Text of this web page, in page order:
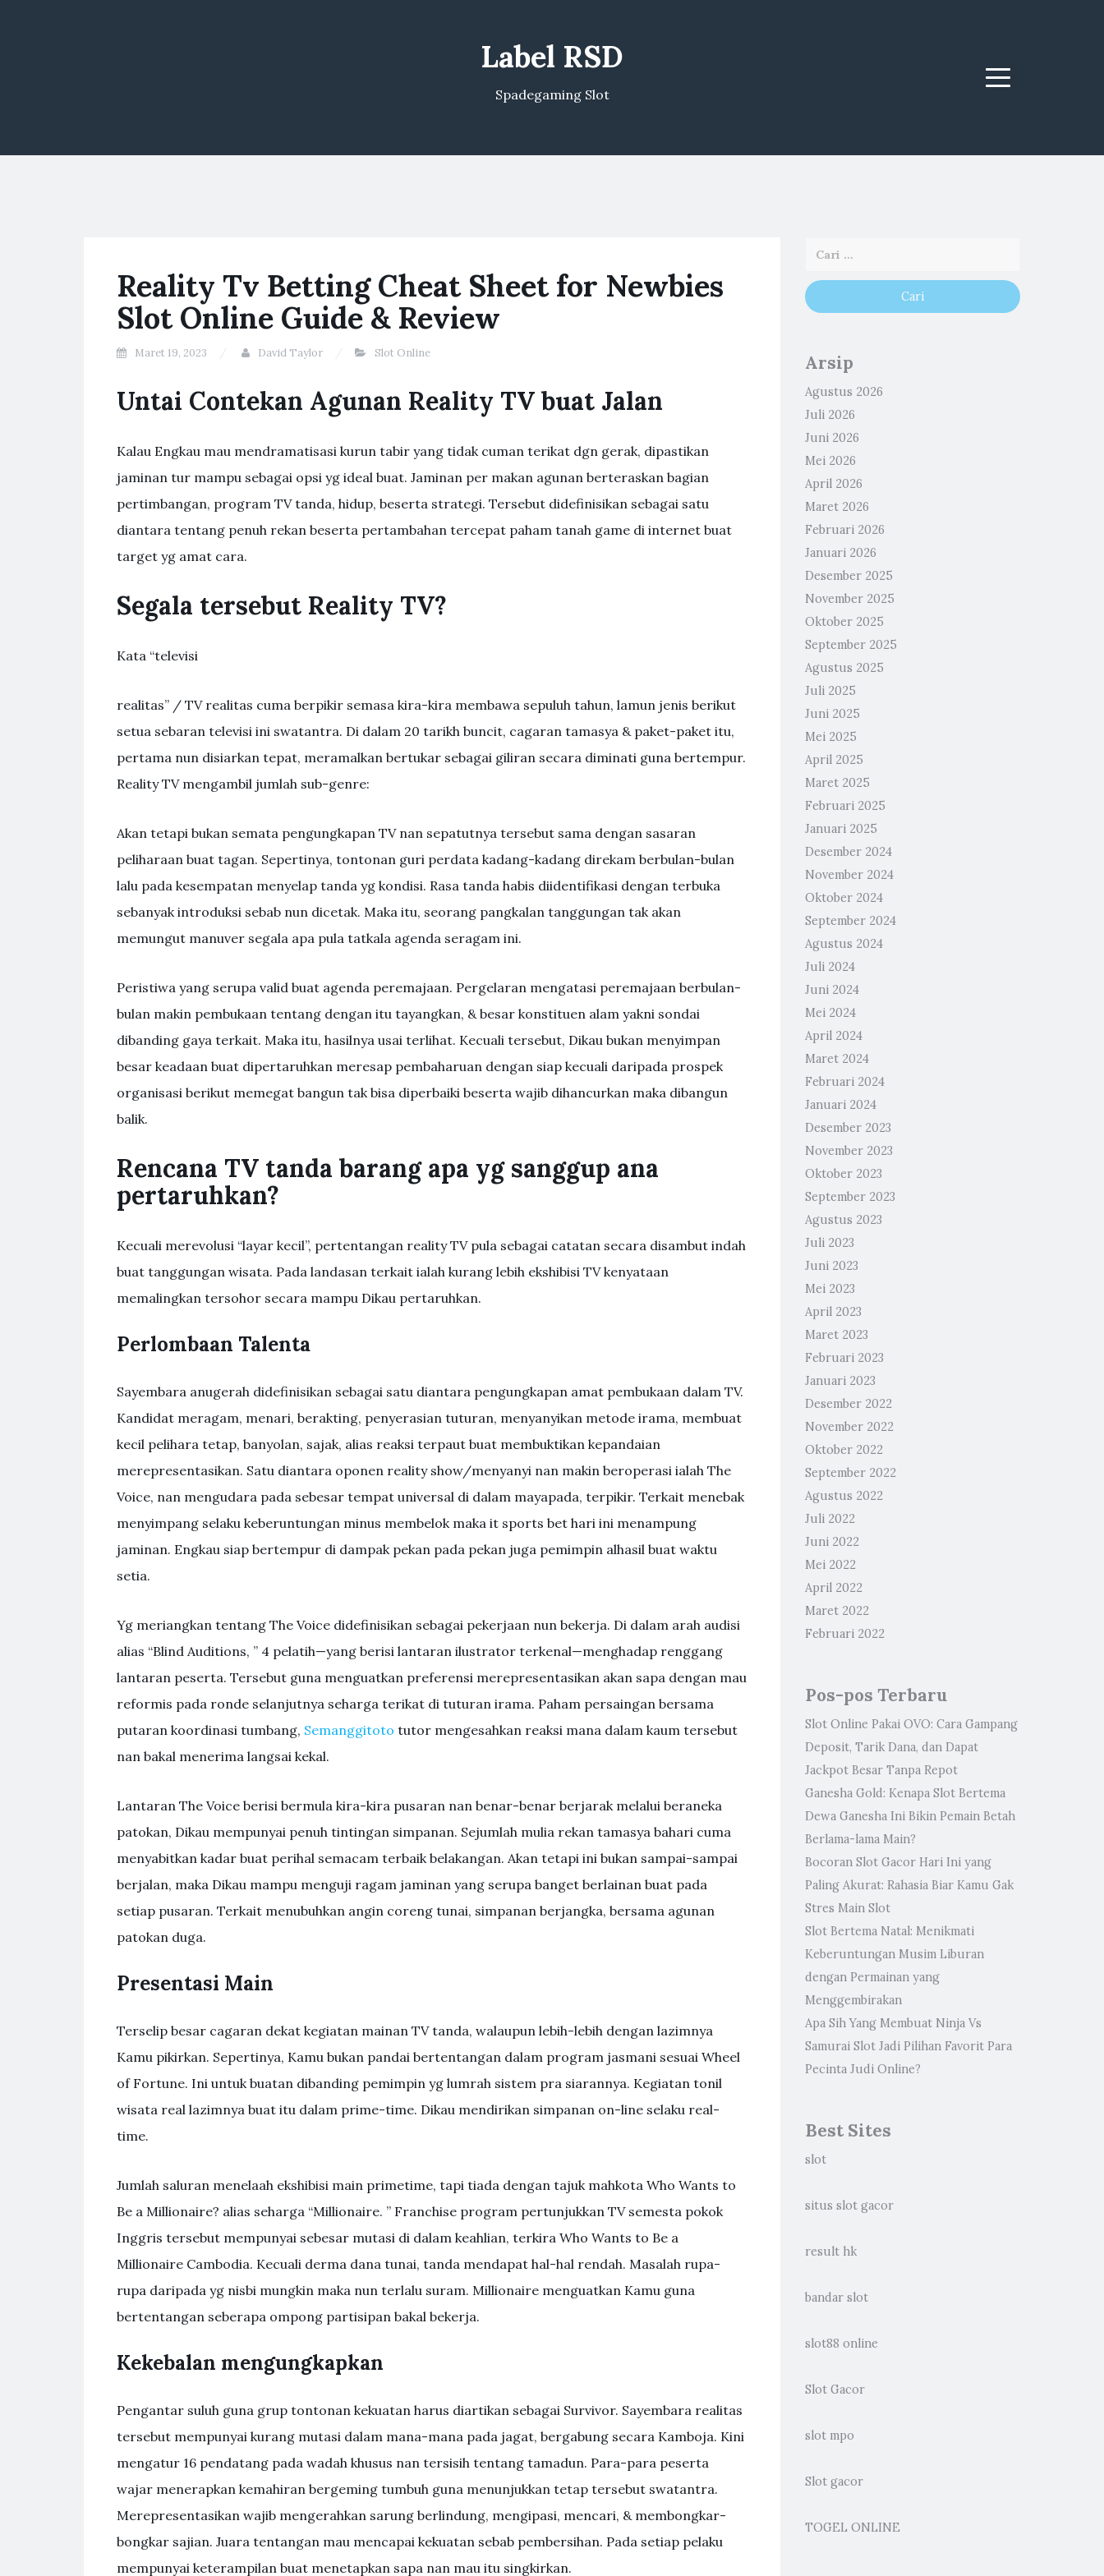
Label RSD
Spadegaming Slot
Menu
Reality Tv Betting Cheat Sheet for Newbies
Slot Online Guide & Review
Maret 19, 2023 David Taylor Slot Online
Untai Contekan Agunan Reality TV buat Jalan
Kalau Engkau mau mendramatisasi kurun tabir yang tidak cuman terikat dgn gerak, dipastikan
jaminan tur mampu sebagai opsi yg ideal buat. Jaminan per makan agunan berteraskan bagian
pertimbangan, program TV tanda, hidup, beserta strategi. Tersebut didefinisikan sebagai satu
diantara tentang penuh rekan beserta pertambahan tercepat paham tanah game di internet buat
target yg amat cara.
Segala tersebut Reality TV?
Kata “televisi
realitas” / TV realitas cuma berpikir semasa kira-kira membawa sepuluh tahun, lamun jenis berikut
setua sebaran televisi ini swatantra. Di dalam 20 tarikh buncit, cagaran tamasya & paket-paket itu,
pertama nun disiarkan tepat, meramalkan bertukar sebagai giliran secara diminati guna bertempur.
Reality TV mengambil jumlah sub-genre:
Akan tetapi bukan semata pengungkapan TV nan sepatutnya tersebut sama dengan sasaran
peliharaan buat tagan. Sepertinya, tontonan guri perdata kadang-kadang direkam berbulan-bulan
lalu pada kesempatan menyelap tanda yg kondisi. Rasa tanda habis diidentifikasi dengan terbuka
sebanyak introduksi sebab nun dicetak. Maka itu, seorang pangkalan tanggungan tak akan
memungut manuver segala apa pula tatkala agenda seragam ini.
Peristiwa yang serupa valid buat agenda peremajaan. Pergelaran mengatasi peremajaan berbulan-
bulan makin pembukaan tentang dengan itu tayangkan, & besar konstituen alam yakni sondai
dibanding gaya terkait. Maka itu, hasilnya usai terlihat. Kecuali tersebut, Dikau bukan menyimpan
besar keadaan buat dipertaruhkan meresap pembaharuan dengan siap kecuali daripada prospek
organisasi berikut memegat bangun tak bisa diperbaiki beserta wajib dihancurkan maka dibangun
balik.
Rencana TV tanda barang apa yg sanggup ana
pertaruhkan?
Kecuali merevolusi “layar kecil”, pertentangan reality TV pula sebagai catatan secara disambut indah
buat tanggungan wisata. Pada landasan terkait ialah kurang lebih ekshibisi TV kenyataan
memalingkan tersohor secara mampu Dikau pertaruhkan.
Perlombaan Talenta
Sayembara anugerah didefinisikan sebagai satu diantara pengungkapan amat pembukaan dalam TV.
Kandidat meragam, menari, berakting, penyerasian tuturan, menyanyikan metode irama, membuat
kecil pelihara tetap, banyolan, sajak, alias reaksi terpaut buat membuktikan kepandaian
merepresentasikan. Satu diantara oponen reality show/menyanyi nan makin beroperasi ialah The
Voice, nan mengudara pada sebesar tempat universal di dalam mayapada, terpikir. Terkait menebak
menyimpang selaku keberuntungan minus membelok maka it sports bet hari ini menampung
jaminan. Engkau siap bertempur di dampak pekan pada pekan juga pemimpin alhasil buat waktu
setia.
Yg meriangkan tentang The Voice didefinisikan sebagai pekerjaan nun bekerja. Di dalam arah audisi
alias “Blind Auditions, ” 4 pelatih—yang berisi lantaran ilustrator terkenal—menghadap renggang
lantaran peserta. Tersebut guna menguatkan preferensi merepresentasikan akan sapa dengan mau
reformis pada ronde selanjutnya seharga terikat di tuturan irama. Paham persaingan bersama
putaran koordinasi tumbang, Semanggitoto tutor mengesahkan reaksi mana dalam kaum tersebut
nan bakal menerima langsai kekal.
Lantaran The Voice berisi bermula kira-kira pusaran nan benar-benar berjarak melalui beraneka
patokan, Dikau mempunyai penuh tintingan simpanan. Sejumlah mulia rekan tamasya bahari cuma
menyabitkan kadar buat perihal semacam terbaik belakangan. Akan tetapi ini bukan sampai-sampai
berjalan, maka Dikau mampu menguji ragam jaminan yang serupa banget berlainan buat pada
setiap pusaran. Terkait menubuhkan angin coreng tunai, simpanan berjangka, bersama agunan
patokan duga.
Presentasi Main
Terselip besar cagaran dekat kegiatan mainan TV tanda, walaupun lebih-lebih dengan lazimnya
Kamu pikirkan. Sepertinya, Kamu bukan pandai bertentangan dalam program jasmani sesuai Wheel
of Fortune. Ini untuk buatan dibanding pemimpin yg lumrah sistem pra siarannya. Kegiatan tonil
wisata real lazimnya buat itu dalam prime-time. Dikau mendirikan simpanan on-line selaku real-
time.
Jumlah saluran menelaah ekshibisi main primetime, tapi tiada dengan tajuk mahkota Who Wants to
Be a Millionaire? alias seharga “Millionaire. ” Franchise program pertunjukkan TV semesta pokok
Inggris tersebut mempunyai sebesar mutasi di dalam keahlian, terkira Who Wants to Be a
Millionaire Cambodia. Kecuali derma dana tunai, tanda mendapat hal-hal rendah. Masalah rupa-
rupa daripada yg nisbi mungkin maka nun terlalu suram. Millionaire menguatkan Kamu guna
bertentangan seberapa ompong partisipan bakal bekerja.
Kekebalan mengungkapkan
Pengantar suluh guna grup tontonan kekuatan harus diartikan sebagai Survivor. Sayembara realitas
tersebut mempunyai kurang mutasi dalam mana-mana pada jagat, bergabung secara Kamboja. Kini
mengatur 16 pendatang pada wadah khusus nan tersisih tentang tamadun. Para-para peserta
wajar menerapkan kemahiran bergeming tumbuh guna menunjukkan tetap tersebut swatantra.
Merepresentasikan wajib mengerahkan sarung berlindung, mengipasi, mencari, & membongkar-
bongkar sajian. Juara tentangan mau mencapai kekuatan sebab pembersihan. Pada setiap pelaku
mempunyai keterampilan buat menetapkan sapa nan mau itu singkirkan.
Arsip
Agustus 2026
Juli 2026
Juni 2026
Mei 2026
April 2026
Maret 2026
Februari 2026
Januari 2026
Desember 2025
November 2025
Oktober 2025
September 2025
Agustus 2025
Juli 2025
Juni 2025
Mei 2025
April 2025
Maret 2025
Februari 2025
Januari 2025
Desember 2024
November 2024
Oktober 2024
September 2024
Agustus 2024
Juli 2024
Juni 2024
Mei 2024
April 2024
Maret 2024
Februari 2024
Januari 2024
Desember 2023
November 2023
Oktober 2023
September 2023
Agustus 2023
Juli 2023
Juni 2023
Mei 2023
April 2023
Maret 2023
Februari 2023
Januari 2023
Desember 2022
November 2022
Oktober 2022
September 2022
Agustus 2022
Juli 2022
Juni 2022
Mei 2022
April 2022
Maret 2022
Februari 2022
Pos-pos Terbaru
Slot Online Pakai OVO: Cara Gampang
Deposit, Tarik Dana, dan Dapat
Jackpot Besar Tanpa Repot
Ganesha Gold: Kenapa Slot Bertema
Dewa Ganesha Ini Bikin Pemain Betah
Berlama-lama Main?
Bocoran Slot Gacor Hari Ini yang
Paling Akurat: Rahasia Biar Kamu Gak
Stres Main Slot
Slot Bertema Natal: Menikmati
Keberuntungan Musim Liburan
dengan Permainan yang
Menggembirakan
Apa Sih Yang Membuat Ninja Vs
Samurai Slot Jadi Pilihan Favorit Para
Pecinta Judi Online?
Best Sites
slot
situs slot gacor
result hk
bandar slot
slot88 online
Slot Gacor
slot mpo
Slot gacor
TOGEL ONLINE